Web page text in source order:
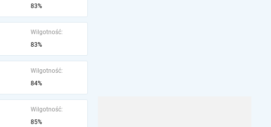
83%
Wilgotność:
83%
Wilgotność:
84%
Wilgotność:
85%